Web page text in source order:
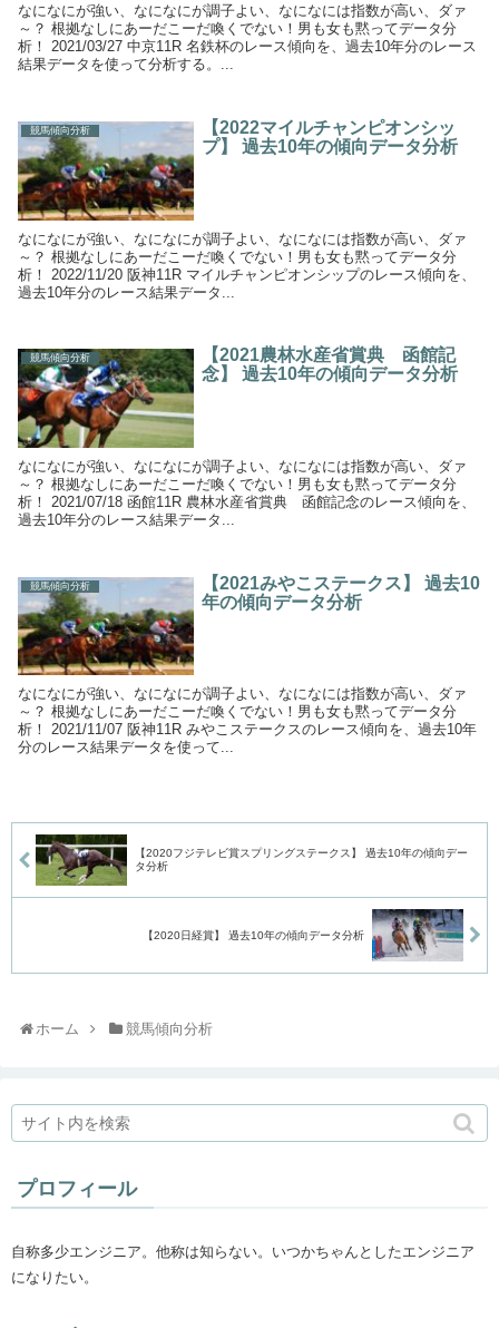
なになにが強い、なになにが調子よい、なになには指数が高い、ダァ
～？ 根拠なしにあーだこーだ喚くでない！男も女も黙ってデータ分
析！ 2021/03/27 中京11R 名鉄杯のレース傾向を、過去10年分のレース
結果データを使って分析する。...
競馬傾向分析
【2022マイルチャンピオンシッ
プ】 過去10年の傾向データ分析
なになにが強い、なになにが調子よい、なになには指数が高い、ダァ
～？ 根拠なしにあーだこーだ喚くでない！男も女も黙ってデータ分
析！ 2022/11/20 阪神11R マイルチャンピオンシップのレース傾向を、
過去10年分のレース結果データ...
競馬傾向分析
【2021農林水産省賞典 函館記
念】 過去10年の傾向データ分析
なになにが強い、なになにが調子よい、なになには指数が高い、ダァ
～？ 根拠なしにあーだこーだ喚くでない！男も女も黙ってデータ分
析！ 2021/07/18 函館11R 農林水産省賞典 函館記念のレース傾向を、
過去10年分のレース結果データ...
競馬傾向分析
【2021みやこステークス】 過去10
年の傾向データ分析
なになにが強い、なになにが調子よい、なになには指数が高い、ダァ
～？ 根拠なしにあーだこーだ喚くでない！男も女も黙ってデータ分
析！ 2021/11/07 阪神11R みやこステークスのレース傾向を、過去10年
分のレース結果データを使って...
【2020フジテレビ賞スプリングステークス】 過去10年の傾向デー
タ分析
【2020日経賞】 過去10年の傾向データ分析
ホーム 競馬傾向分析
プロフィール
自称多少エンジニア。他称は知らない。いつかちゃんとしたエンジニア
になりたい。